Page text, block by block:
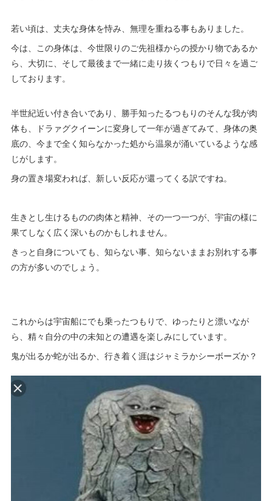
若い頃は、丈夫な身体を恃み、無理を重ねる事もありました。
今は、この身体は、今世限りのご先祖様からの授かり物であるか
ら、大切に、そして最後まで一緒に走り抜くつもりで日々を過ご
しております。
半世紀近い付き合いであり、勝手知ったるつもりのそんな我が肉
体も、ドラァグクイーンに変身して一年が過ぎてみて、身体の奥
底の、今まで全く知らなかった処から温泉が涌いているような感
じがします。
身の置き場変われば、新しい反応が還ってくる訳ですね。
生きとし生けるものの肉体と精神、その一つ一つが、宇宙の様に
果てしなく広く深いものかもしれません。
きっと自身についても、知らない事、知らないままお別れする事
の方が多いのでしょう。
これからは宇宙船にでも乗ったつもりで、ゆったりと漂いなが
ら、精々自分の中の未知との遭遇を楽しみにしています。
鬼が出るか蛇が出るか、行き着く涯はジャミラかシーボーズか？